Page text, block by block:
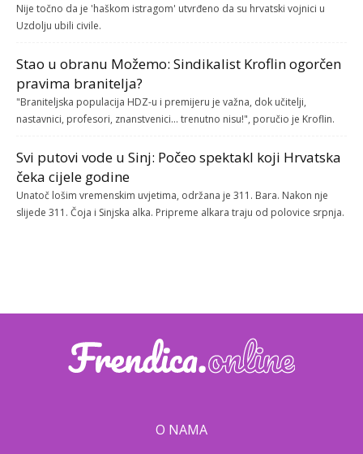
Nije točno da je 'haškom istragom' utvrđeno da su hrvatski vojnici u
Uzdolju ubili civile.
Stao u obranu Možemo: Sindikalist Kroflin ogorčen
pravima branitelja?
"Braniteljska populacija HDZ-u i premijeru je važna, dok učitelji,
nastavnici, profesori, znanstvenici... trenutno nisu!", poručio je Kroflin.
Svi putovi vode u Sinj: Počeo spektakl koji Hrvatska
čeka cijele godine
Unatoč lošim vremenskim uvjetima, održana je 311. Bara. Nakon nje
slijede 311. Čoja i Sinjska alka. Pripreme alkara traju od polovice srpnja.
O NAMA